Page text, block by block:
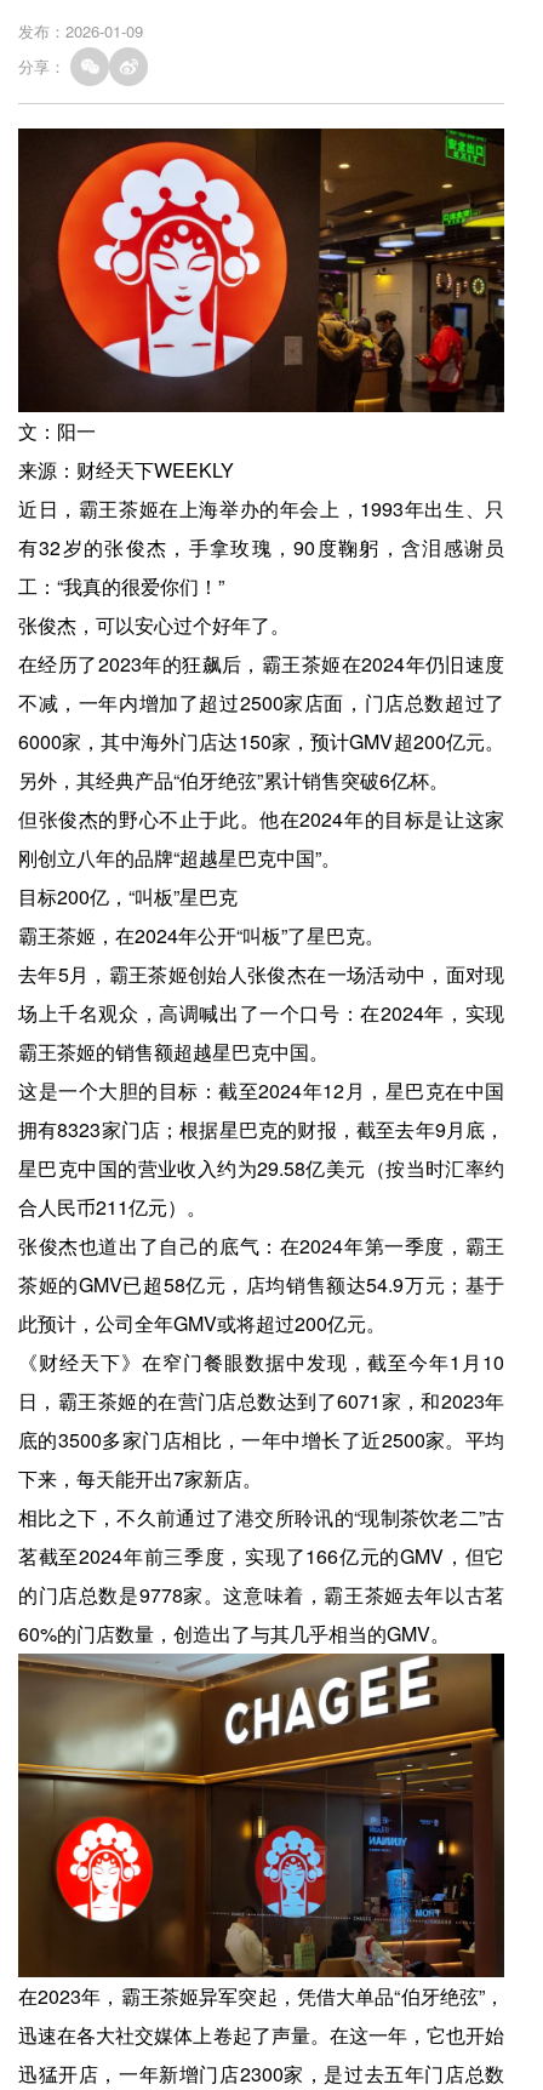
发布：2026-01-09
分享：
文：阳一
来源：财经天下WEEKLY
近日，霸王茶姬在上海举办的年会上，1993年出生、只
有32岁的张俊杰，手拿玫瑰，90度鞠躬，含泪感谢员
工：“我真的很爱你们！”
张俊杰，可以安心过个好年了。
在经历了2023年的狂飙后，霸王茶姬在2024年仍旧速度
不减，⼀年内增加了超过2500家店面，门店总数超过了
6000家，其中海外门店达150家，预计GMV超200亿元。
另外，其经典产品“伯牙绝弦”累计销售突破6亿杯。
但张俊杰的野心不止于此。他在2024年的目标是让这家
刚创立八年的品牌“超越星巴克中国”。
目标200亿，“叫板”星巴克
霸王茶姬，在2024年公开“叫板”了星巴克。
去年5月，霸王茶姬创始人张俊杰在一场活动中，面对现
场上千名观众，高调喊出了一个口号：在2024年，实现
霸王茶姬的销售额超越星巴克中国。
这是一个大胆的目标：截至2024年12月，星巴克在中国
拥有8323家门店；根据星巴克的财报，截至去年9月底，
星巴克中国的营业收入约为29.58亿美元（按当时汇率约
合人民币211亿元）。
张俊杰也道出了自己的底气：在2024年第一季度，霸王
茶姬的GMV已超58亿元，店均销售额达54.9万元；基于
此预计，公司全年GMV或将超过200亿元。
《财经天下》在窄门餐眼数据中发现，截至今年1月10
日，霸王茶姬的在营门店总数达到了6071家，和2023年
底的3500多家门店相比，一年中增长了近2500家。平均
下来，每天能开出7家新店。
相比之下，不久前通过了港交所聆讯的“现制茶饮老二”古
茗截至2024年前三季度，实现了166亿元的GMV，但它
的门店总数是9778家。这意味着，霸王茶姬去年以古茗
60%的门店数量，创造出了与其几乎相当的GMV。
在2023年，霸王茶姬异军突起，凭借大单品“伯牙绝弦”，
迅速在各大社交媒体上卷起了声量。在这一年，它也开始
迅猛开店，一年新增门店2300家，是过去五年门店总数